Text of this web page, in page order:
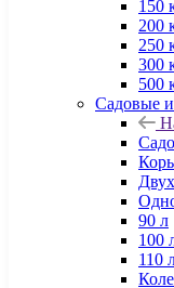
150
200
250
300
500
Садовые и
90 л
100
110